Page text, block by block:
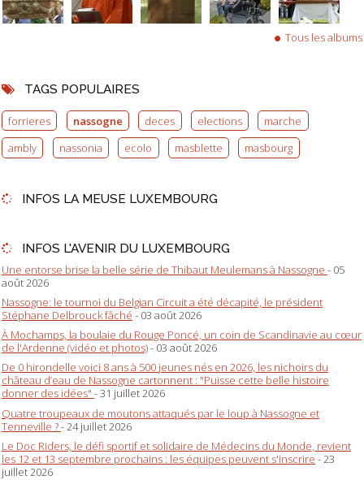
Tous les albums
TAGS POPULAIRES
forrieres nassogne deces elections
marche
ambly
nassonia ecolo masblette masbourg
INFOS LA MEUSE LUXEMBOURG
INFOS L'AVENIR DU LUXEMBOURG
Une entorse brise la belle série de Thibaut Meulemans à Nassogne - 05
août 2026
Nassogne: le tournoi du Belgian Circuit a été décapité, le président
Stéphane Delbrouck fâché - 03 août 2026
À Mochamps, la boulaie du Rouge Poncé, un coin de Scandinavie au cœur
de l'Ardenne (vidéo et photos)- 03 août 2026
De 0 hirondelle voici 8 ans à 500 jeunes nés en 2026, les nichoirs du
château d’eau de Nassogne cartonnent : "Puisse cette belle histoire
donner des idées" - 31 juillet 2026
Quatre troupeaux de moutons attaqués par le loup à Nassogne et
Tenneville ?- 24 juillet 2026
Le Doc Riders, le défi sportif et solidaire de Médecins du Monde, revient
les 12 et 13 septembre prochains : les équipes peuvent s'inscrire - 23
juillet 2026